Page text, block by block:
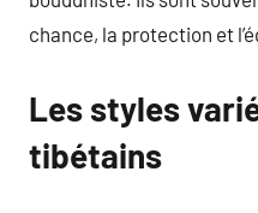
chance, la protection et
Les styles
tibétains